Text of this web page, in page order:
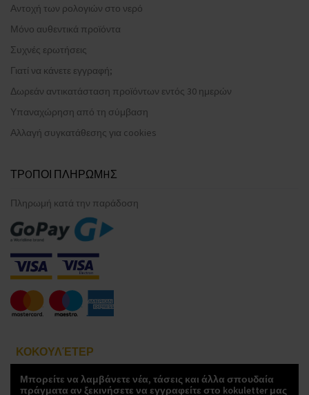
Αντοχή των ρολογιών στο νερό
Μόνο αυθεντικά προϊόντα
Συχνές ερωτήσεις
Γιατί να κάνετε εγγραφή;
Δωρεάν αντικατάσταση προϊόντων εντός 30 ημερών
Υπαναχώρηση από τη σύμβαση
Αλλαγή συγκατάθεσης για cookies
ΤΡOΠΟΙ ΠΛΗΡΩΜHΣ
Πληρωμή κατά την παράδοση
ΚΟΚΟΥΛΈΤΕΡ
Μπορείτε να λαμβάνετε νέα, τάσεις και άλλα σπουδαία
πράγματα αν ξεκινήσετε να εγγραφείτε στο kokuletter μας